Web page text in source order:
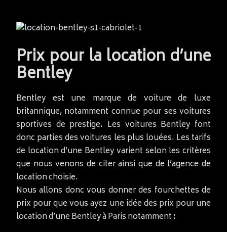
Prix pour la location d’une
Bentley
Bentley est une marque de voiture de luxe
britannique, notamment connue pour ses voitures
sportives de prestige. Les voitures Bentley font
donc parties des voitures les plus louées. Les tarifs
de location d’une Bentley varient selon les critères
que nous venons de citer ainsi que de l’agence de
location choisie.
Nous allons donc vous donner des fourchettes de
prix pour que vous ayez une idée des prix pour une
location d’une Bentley à Paris notamment :